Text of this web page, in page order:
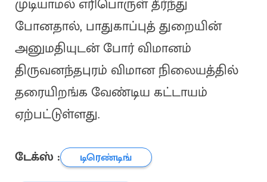
முடியாமல் எரிபொருள் தீர்ந்து
போனதால், பாதுகாப்புத் துறையின்
அனுமதியுடன் போர் விமானம்
திருவனந்தபுரம் விமான நிலையத்தில்
தரையிறங்க வேண்டிய கட்டாயம்
ஏற்பட்டுள்ளது.
டேக்ஸ் :
டிரெண்டிங்